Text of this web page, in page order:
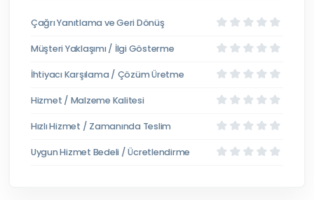
Çağrı Yanıtlama ve Geri Dönüş
Müşteri Yaklaşımı / İlgi Gösterme
İhtiyacı Karşılama / Çözüm Üretme
Hizmet / Malzeme Kalitesi
Hızlı Hizmet / Zamanında Teslim
Uygun Hizmet Bedeli / Ücretlendirme